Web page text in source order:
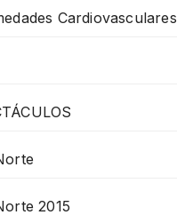
Cardiovasculares
2015